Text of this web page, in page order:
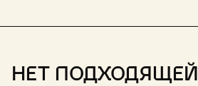
Нет подходящей